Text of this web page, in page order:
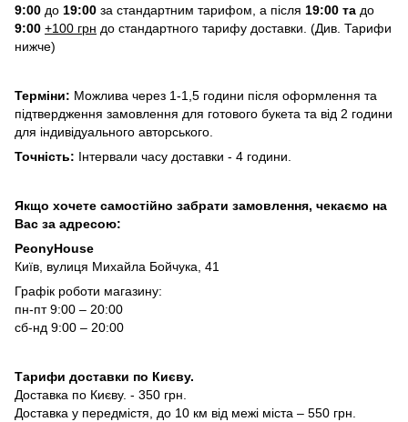
9:00 до 19:00 за стандартним тарифом, а після 19:00 та до
9:00 +100 грн до стандартного тарифу доставки. (Див. Тарифи
нижче)
Терміни: Можлива через 1-1,5 години після оформлення та
підтвердження замовлення для готового букета та від 2 години
для індивідуального авторського.
Точність: Інтервали часу доставки - 4 години.
Якщо хочете самостійно забрати замовлення, чекаємо на
Вас за адресою:
PeonyHouse
Київ, вулиця Михайла Бойчука, 41
Графік роботи магазину:
пн-пт 9:00 – 20:00
сб-нд 9:00 – 20:00
Тарифи доставки по Києву.
Доставка по Києву. - 350 грн.
Доставка у передмістя, до 10 км від межі міста – 550 грн.